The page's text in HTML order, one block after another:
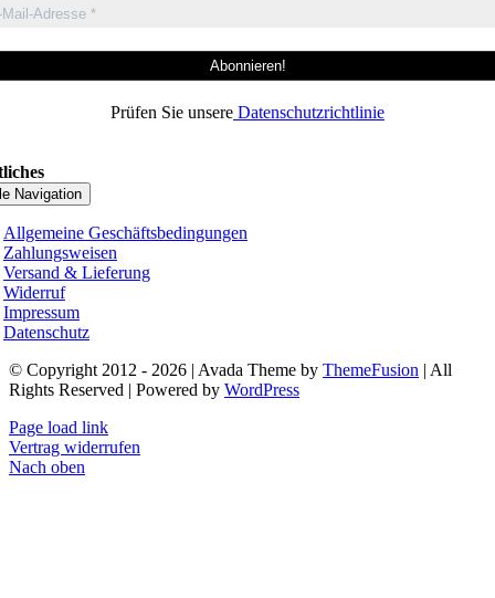
Prüfen Sie unsere Datenschutzrichtlinie
Navigation
Allgemeine Geschäftsbedingungen
Zahlungsweisen
Versand & Lieferung
Widerruf
Impressum
Datenschutz
© Copyright 2012 - 2026 | Avada Theme by ThemeFusion | All
Rights Reserved | Powered by WordPress
Page load link
Vertrag widerrufen
Nach oben